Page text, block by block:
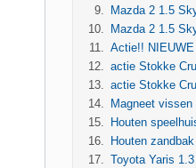
Mazda 2 1.5
Mazda 2 1.5
Actie!!
actie Stokke
actie Stokke
Magneet
Houten
Houten
Toyota Yaris